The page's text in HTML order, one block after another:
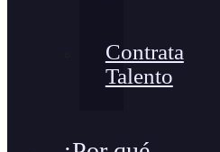
Contrata
Talento